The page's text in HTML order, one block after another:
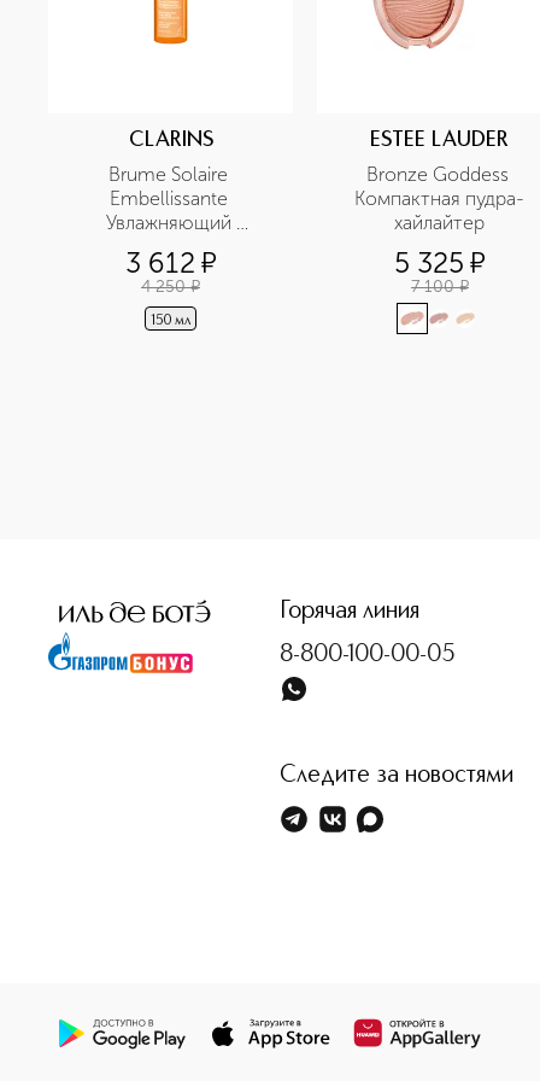
CLARINS
Brume Solaire
Embellissante
Увлажняющий
солнцезащитный спрей
для тела SPF 50+
3 612 ¤
4 250 ¤
150 мл
ESTEE LAUDER
Bronze Goddess
Компактная пудра-
хайлайтер
5 325 ¤
7 100 ¤
Горячая линия
8-800-100-00-05
Следите за новостями